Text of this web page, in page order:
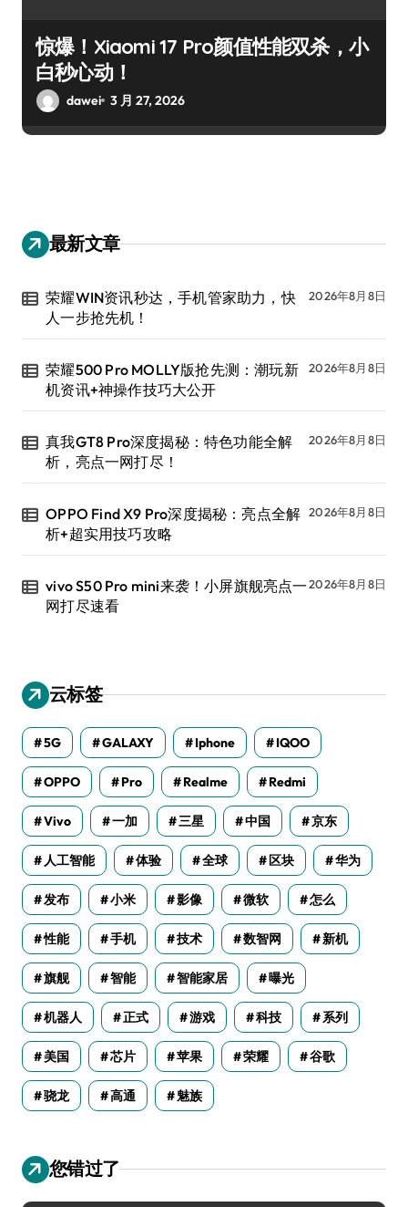
惊爆！Xiaomi 17 Pro颜值性能双杀，小
白秒心动！
dawei 3 月 27, 2026
最新文章
荣耀WIN资讯秒达，手机管家助力，快
人一步抢先机！
2026年8月8日
荣耀500 Pro MOLLY版抢先测：潮玩新
机资讯+神操作技巧大公开
2026年8月8日
真我GT8 Pro深度揭秘：特色功能全解
析，亮点一网打尽！
2026年8月8日
OPPO Find X9 Pro深度揭秘：亮点全解
析+超实用技巧攻略
2026年8月8日
vivo S50 Pro mini来袭！小屏旗舰亮点一
网打尽速看
2026年8月8日
云标签
5G GALAXY Iphone IQOO
OPPO Pro Realme Redmi
Vivo 一加 三星 中国 京东
人工智能 体验 全球 区块 华为
发布 小米 影像 微软 怎么
性能 手机 技术 数智网 新机
旗舰 智能 智能家居 曝光
机器人 正式 游戏 科技 系列
美国 芯片 苹果 荣耀 谷歌
骁龙 高通 魅族
您错过了